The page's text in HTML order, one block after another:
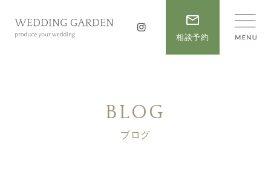
相談予約
BLOG
ブログ